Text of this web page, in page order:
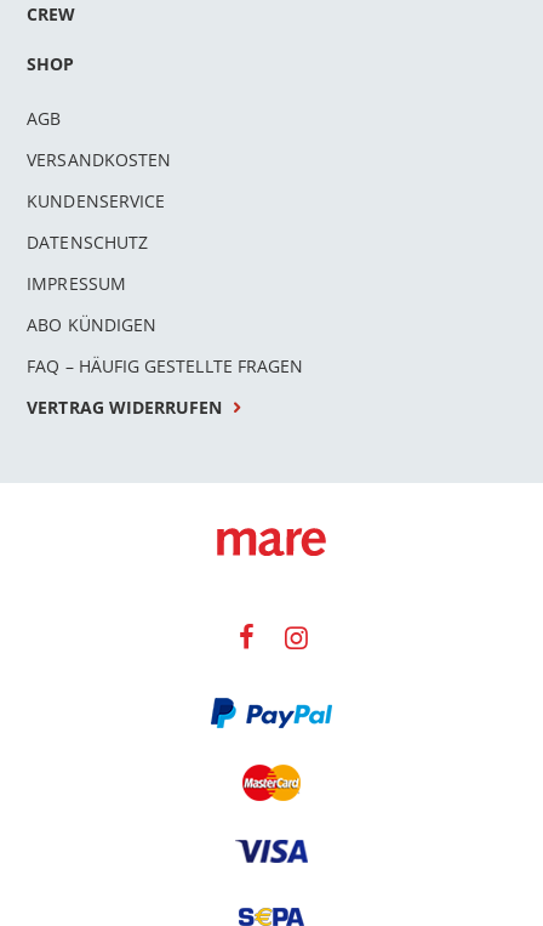
CREW
SHOP
AGB
VERSANDKOSTEN
KUNDENSERVICE
DATENSCHUTZ
IMPRESSUM
ABO KÜNDIGEN
FAQ – HÄUFIG GESTELLTE FRAGEN
VERTRAG WIDERRUFEN